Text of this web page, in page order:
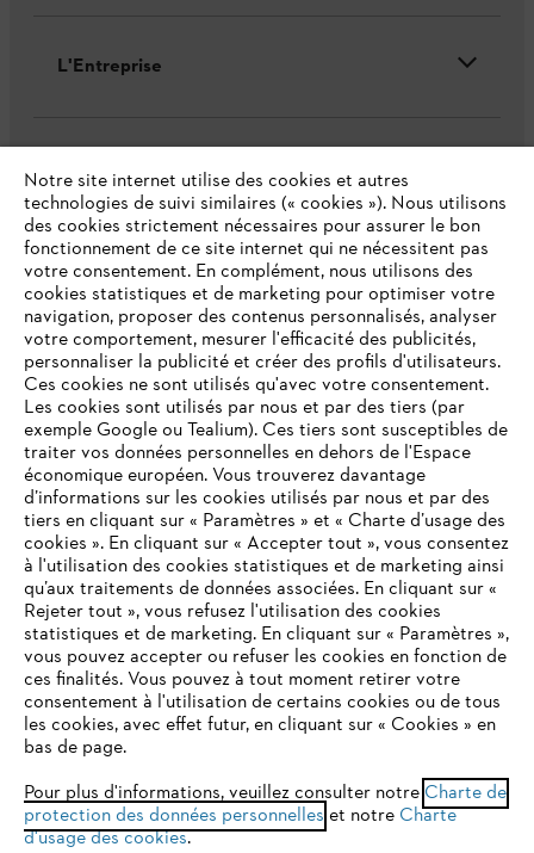
L'Entreprise
Questions / Réponses
Service
Conditions Générales de Vente
Politique de protection des données
Mentions légales Cookies
Conditions de garantie Informations juridiques
ANDREAS STIHL SAS, 1 rue des Epinettes, ZI Nord de Torcy, 77200
Torcy, France
VOTRE NAVIGATEUR INTERNET
N'EST PLUS PRIS EN CHARGE
Vous utilisez un navigateur Internet que nous ne prenons plus
en charge, et certaines fonctionnalités de notre site ne
peuvent fonctionner correctement. Pour une utilisation
optimale de notre site, nous vous recommandons de passer à
l'un des navigateurs suivants :
Notre site internet utilise des cookies et autres
technologies de suivi similaires (« cookies »). Nous utilisons
des cookies strictement nécessaires pour assurer le bon
fonctionnement de ce site internet qui ne nécessitent pas
votre consentement. En complément, nous utilisons des
cookies statistiques et de marketing pour optimiser votre
navigation, proposer des contenus personnalisés, analyser
votre comportement, mesurer l'efficacité des publicités,
personnaliser la publicité et créer des profils d'utilisateurs.
Ces cookies ne sont utilisés qu'avec votre consentement.
Les cookies sont utilisés par nous et par des tiers (par
exemple Google ou Tealium). Ces tiers sont susceptibles de
traiter vos données personnelles en dehors de l'Espace
économique européen. Vous trouverez davantage
d’informations sur les cookies utilisés par nous et par des
tiers en cliquant sur « Paramètres » et « Charte d’usage des
cookies ». En cliquant sur « Accepter tout », vous consentez
à l'utilisation des cookies statistiques et de marketing ainsi
qu’aux traitements de données associées. En cliquant sur «
Rejeter tout », vous refusez l'utilisation des cookies
statistiques et de marketing. En cliquant sur « Paramètres »,
vous pouvez accepter ou refuser les cookies en fonction de
ces finalités. Vous pouvez à tout moment retirer votre
consentement à l'utilisation de certains cookies ou de tous
les cookies, avec effet futur, en cliquant sur « Cookies » en
bas de page.
Pour plus d'informations, veuillez consulter notre Charte de
protection des données personnelles et notre Charte
d'usage des cookies.